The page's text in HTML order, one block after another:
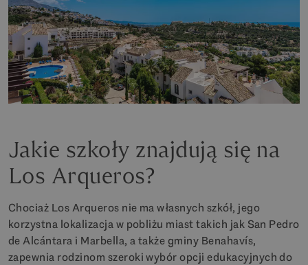
Jakie szkoły znajdują się na
Los Arqueros?
Chociaż Los Arqueros nie ma własnych szkół, jego
korzystna lokalizacja w pobliżu miast takich jak San Pedro
de Alcántara i Marbella, a także gminy Benahavís,
zapewnia rodzinom szeroki wybór opcji edukacyjnych do